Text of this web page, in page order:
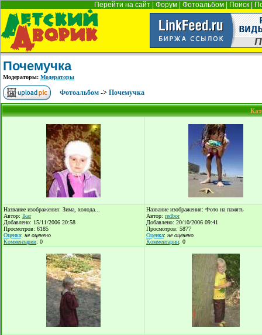
Перейти на сайт Форум Фотоальбом Поиск
Почемучка
Модераторы: Модераторы
Фотоальбом -> Почемучка
Название изображения: Зима, холода...
Автор: Ikar
Добавлено: 15/11/2006 20:58
Просмотров: 6185
Оценка: не оценено
Комментарии: 0
Название изображения: Фото на память
Автор: redbor
Добавлено: 20/10/2006 09:41
Просмотров: 5877
Оценка: не оценено
Комментарии: 0